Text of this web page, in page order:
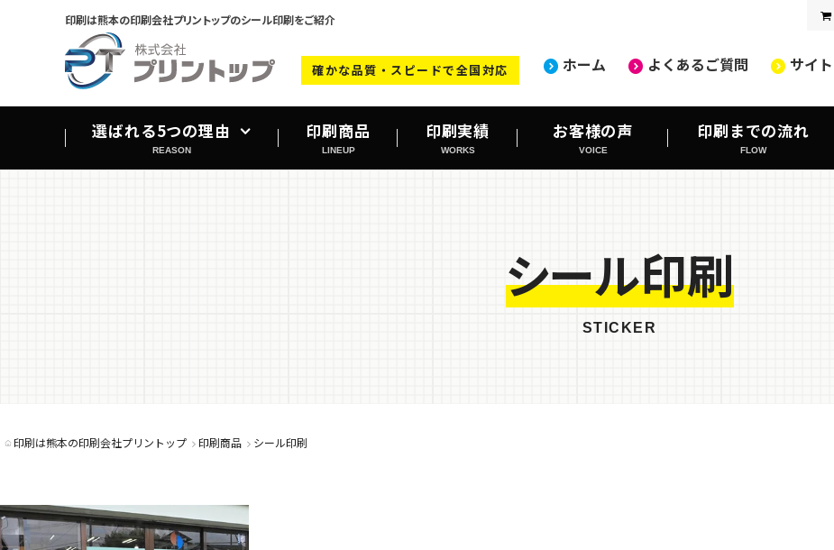
印刷は熊本の印刷会社プリントップのシール印刷をご紹介
確かな品質・スピードで全国対応 ホーム よくあるご質問 サイ
選ばれる5つの理由
REASON
印刷商品
LINEUP
印刷実績
WORKS
お客様の声
VOICE
印刷までの流れ
FLOW
シール印刷
STICKER
印刷は熊本の印刷会社プリントップ 印刷商品 シール印刷